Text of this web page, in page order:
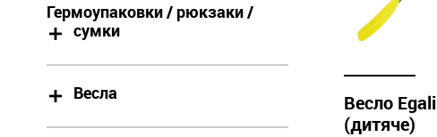
Гермоупаковки / рюкзаки /
сумки
Весла
Весло
(дитяче)